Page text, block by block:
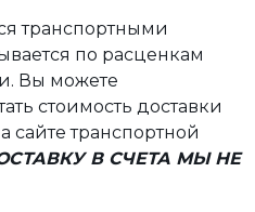
транспортными
по расценкам
Вы можете
стоимость доставки
сайте транспортной
В СЧЕТА МЫ НЕ